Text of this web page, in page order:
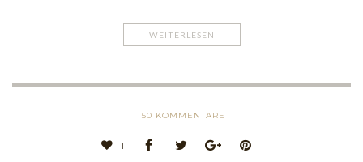
WEITERLESEN
50 KOMMENTARE
1